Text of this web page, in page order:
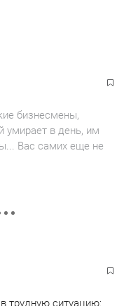
бизнесмены,
умирает в день, им
Вас самих еще не
трудную ситуацию: